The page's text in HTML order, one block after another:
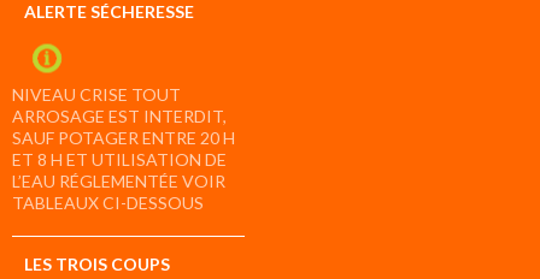
ALERTE SÉCHERESSE
NIVEAU CRISE TOUT
ARROSAGE EST INTERDIT,
SAUF POTAGER ENTRE 20 H
ET 8 H ET UTILISATION DE
L’EAU RÉGLEMENTÉE VOIR
TABLEAUX CI-DESSOUS
LES TROIS COUPS